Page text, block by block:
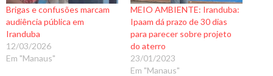
Brigas e confusões marcam
audiência pública em
Iranduba
12/03/2026
Em "Manaus"
MEIO AMBIENTE: Iranduba:
Ipaam dá prazo de 30 dias
para parecer sobre projeto
do aterro
23/01/2023
Em "Manaus"